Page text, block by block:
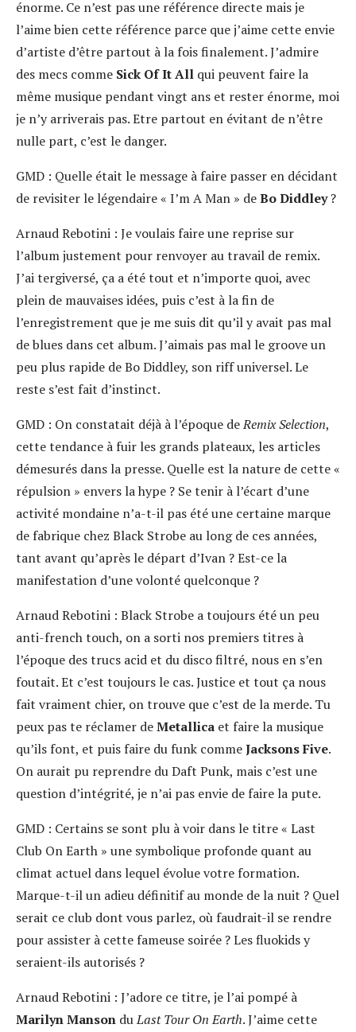
énorme. Ce n’est pas une référence directe mais je
l’aime bien cette référence parce que j’aime cette envie
d’artiste d’être partout à la fois finalement. J’admire
des mecs comme Sick Of It All qui peuvent faire la
même musique pendant vingt ans et rester énorme, moi
je n’y arriverais pas. Etre partout en évitant de n’être
nulle part, c’est le danger.
GMD : Quelle était le message à faire passer en décidant
de revisiter le légendaire « I’m A Man » deBo Diddley?
Arnaud Rebotini : Je voulais faire une reprise sur
l’album justement pour renvoyer au travail de remix.
J’ai tergiversé, ça a été tout et n’importe quoi, avec
plein de mauvaises idées, puis c’est à la fin de
l’enregistrement que je me suis dit qu’il y avait pas mal
de blues dans cet album. J’aimais pas mal le groove un
peu plus rapide de Bo Diddley, son riff universel. Le
reste s’est fait d’instinct.
GMD : On constatait déjà à l’époque deRemix Selection,
cette tendance à fuir les grands plateaux, les articles
démesurés dans la presse. Quelle est la nature de cette «
répulsion » envers la hype ? Se tenir à l’écart d’une
activité mondaine n’a-t-il pas été une certaine marque
de fabrique chez Black Strobe au long de ces années,
tant avant qu’après le départ d’Ivan ? Est-ce la
manifestation d’une volonté quelconque ?
Arnaud Rebotini : Black Strobe a toujours été un peu
anti-french touch, on a sorti nos premiers titres à
l’époque des trucs acid et du disco filtré, nous en s’en
foutait. Et c’est toujours le cas. Justice et tout ça nous
fait vraiment chier, on trouve que c’est de la merde. Tu
peux pas te réclamer deMetallica et faire la musique
qu’ils font, et puis faire du funk commeJacksons Five.
On aurait pu reprendre du Daft Punk, mais c’est une
question d’intégrité, je n’ai pas envie de faire la pute.
GMD : Certains se sont plu à voir dans le titre « Last
Club On Earth » une symbolique profonde quant au
climat actuel dans lequel évolue votre formation.
Marque-t-il un adieu définitif au monde de la nuit ? Quel
serait ce club dont vous parlez, où faudrait-il se rendre
pour assister à cette fameuse soirée ? Les fluokids y
seraient-ils autorisés ?
Arnaud Rebotini : J’adore ce titre, je l’ai pompé à
Marilyn Manson duLast Tour On Earth. J’aime cette